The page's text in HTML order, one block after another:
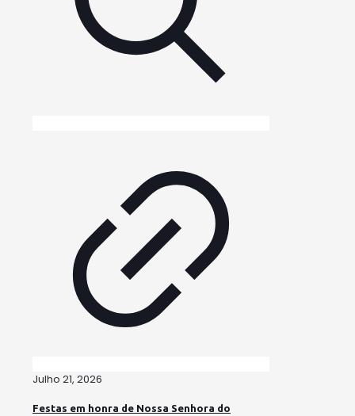
Julho 21, 2026
Festas em honra de Nossa Senhora do